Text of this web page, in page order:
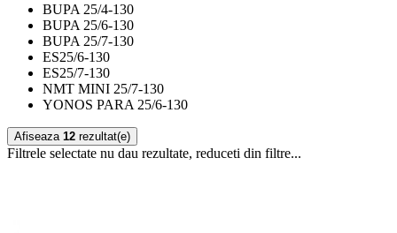
BUPA 25/4-130
BUPA 25/6-130
BUPA 25/7-130
ES25/6-130
ES25/7-130
NMT MINI 25/7-130
YONOS PARA 25/6-130
Afiseaza 12 rezultat(e)
Filtrele selectate nu dau rezultate, reduceti din filtre...